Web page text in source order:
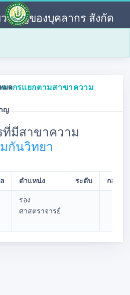
ชาญของบุคลากร สังกัด
หมด
ญ
ากรแยกตามสาขาความ
มีสาขาความ
กันวิทยา
ตำแหน่ง ระดับ
กอง/ฝ่
รอง
ศาสตราจารย์